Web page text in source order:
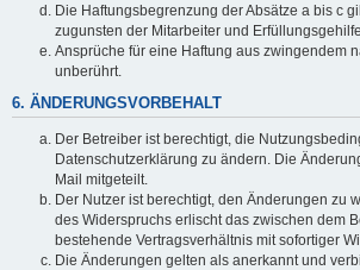
Die Haftungsbegrenzung der Absätze a bis c
zugunsten der Mitarbeiter und
Ansprüche für eine Haftung aus zwingendem
unberührt.
6. ÄNDERUNGSVORBEHALT
Der Betreiber ist berechtigt, die
Datenschutzerklärung zu ändern. Die
Mail mitgeteilt.
Der Nutzer ist berechtigt, den Änderungen zu
des Widerspruchs erlischt das zwischen dem
bestehende Vertragsverhältnis mit sofortiger
Die Änderungen gelten als anerkannt und